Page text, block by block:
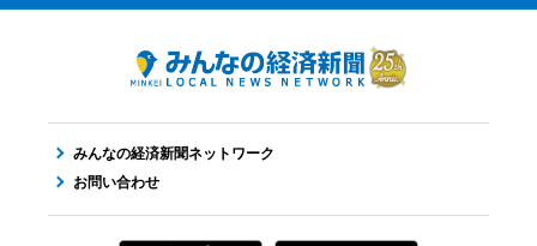
みんなの経済新聞ネットワーク
お問い合わせ